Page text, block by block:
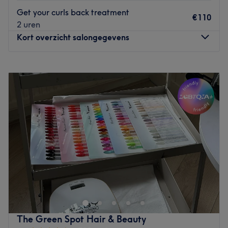
Sfeer: Een ruime planning en persoonlijke service.
Gespecialiseerd in: Haar.
De extra’s: De salon bevindt zich midden in het centrum
Go to venue
Get your curls back treatment
2 uren
€110
Kort overzicht salongegevens
Dinsdag
10:00
18:00
10:00
18:00
Donderdag
10:00–18:00
Vrijdag
10:00–18:00
Zaterdag
10:00–17:00
Zondag
Gesloten
Wanneer je op zoek bent naar een goede beautysalon,
dan ben je bij Karma Beauty in Amstelveen aan het juiste
adres. Een persoonlijke benadering, klanttevredenheid en
hygiëne staan hier dan ook centraal. Welke behandeling
je ook boekt bij het gepassioneerde team iedere
behandeling wordt afgestemd is op jouw behoeftes. Kom
The Green Spot Hair & Beauty